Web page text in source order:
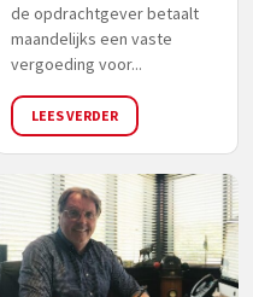
de opdrachtgever betaalt
maandelijks een vaste
vergoeding voor...
LEES VERDER